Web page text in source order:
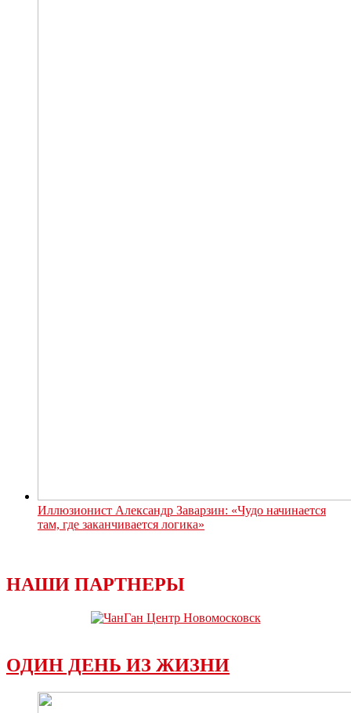
Иллюзионист Александр Заварзин: «Чудо начинается
там, где заканчивается логика»
НАШИ ПАРТНЕРЫ
ОДИН ДЕНЬ ИЗ ЖИЗНИ